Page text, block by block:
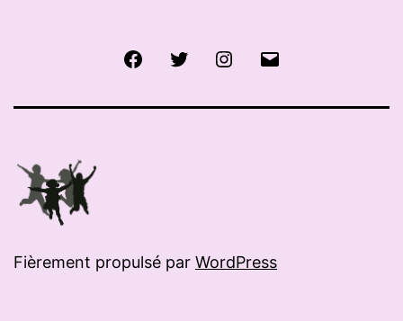
FacebookTwitter Instagram
Fièrement propulsé par WordPress